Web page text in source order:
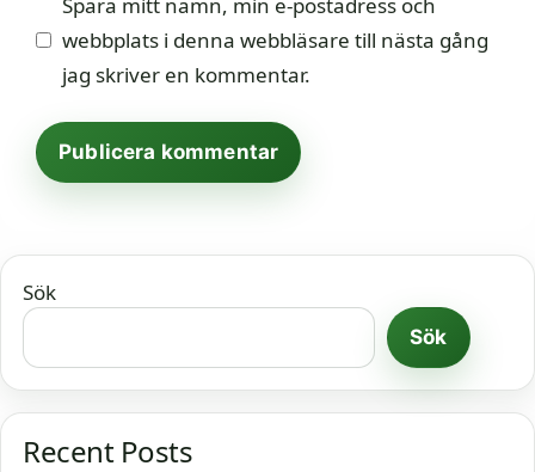
webbplats i denna webbläsare till nästa gång
jag skriver en kommentar.
Sök
Sök
Recent Posts